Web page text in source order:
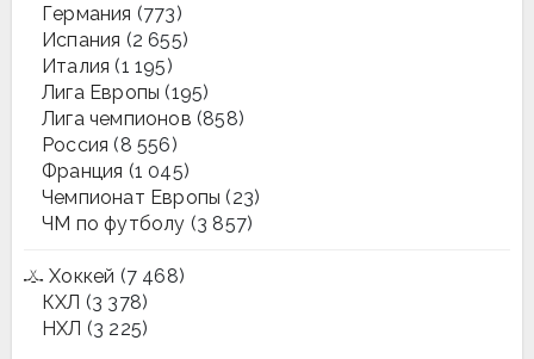
Германия (773)
Испания (2 655)
Италия (1 195)
Лига Европы (195)
Лига чемпионов (858)
Россия (8 556)
Франция (1 045)
Чемпионат Европы (23)
ЧМ по футболу (3 857)
Хоккей (7 468)
КХЛ (3 378)
НХЛ (3 225)